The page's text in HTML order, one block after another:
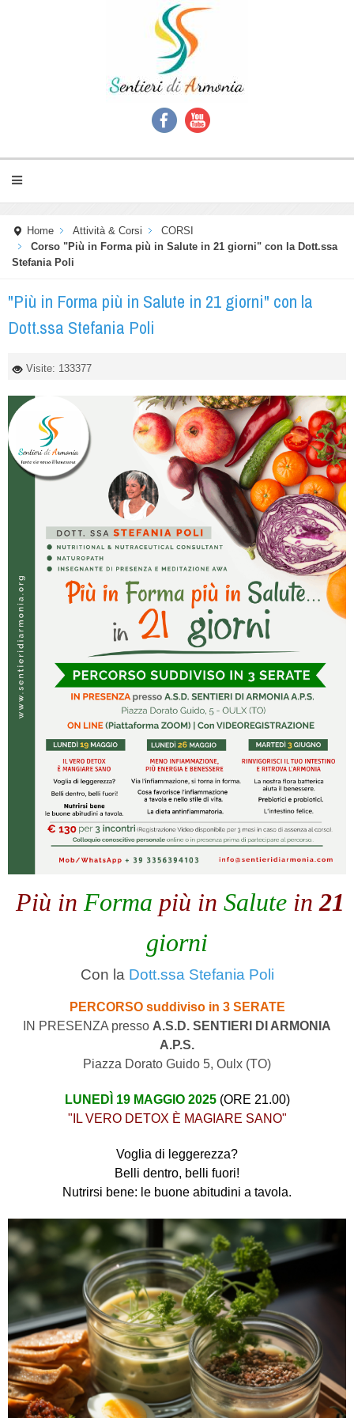
Home Attività & Corsi
CORSI
Corso "Più in Forma più in Salute in 21 giorni" con la Dott.ssa
Stefania Poli
"Più in Forma più in Salute in 21 giorni" con la
Dott.ssa Stefania Poli
Visite: 133377
Più in Forma più in Salute in21
giorni
Con la Dott.ssa Stefania Poli
PERCORSO suddiviso in 3 SERATE
IN PRESENZA presso A.S.D. SENTIERI DI ARMONIA
A.P.S.
Piazza Dorato Guido 5, Oulx (TO)
LUNEDÌ 19 MAGGIO 2025 (ORE 21.00)
"IL VERO DETOX È MAGIARE SANO"
Voglia di leggerezza?
Belli dentro, belli fuori!
Nutrirsi bene: le buone abitudini a tavola.